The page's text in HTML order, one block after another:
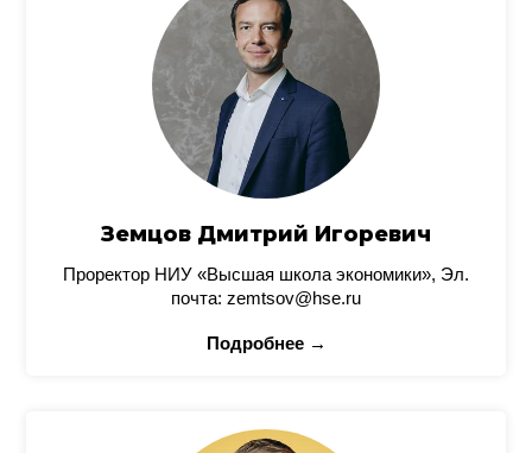
Земцов Дмитрий Игоревич
Проректор НИУ «Высшая школа экономики», Эл.
почта: zemtsov@hse.ru
Подробнее →